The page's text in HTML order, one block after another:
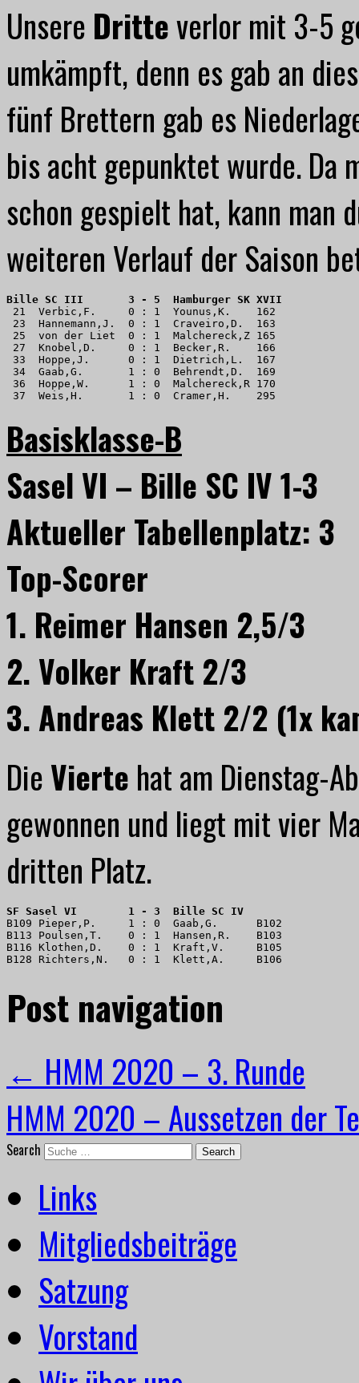
Unsere Dritteverlor mit 3-5
umkämpft, denn es gab an
fünf Brettern gab es
bis acht gepunktet wurde. Da
schon gespielt hat, kann man
weiteren Verlauf der Saison
Bille SC III       3 - 5  Hamburger SK XVII
21  Verbic,F.     0 : 1  Younus,K.    162
23  Hannemann,J.  0 : 1  Craveiro,D.  163
25  von der Liet  0 : 1  Malchereck,Z 165
27  Knobel,D.     0 : 1  Becker,R.    166
33  Hoppe,J.      0 : 1  Dietrich,L.  167
34  Gaab,G.       1 : 0  Behrendt,D.  169
36  Hoppe,W.      1 : 0  Malchereck,R 170
37  Weis,H.       1 : 0  Cramer,H.    295
Basisklasse-B
Sasel VI – Bille SC IV 1-3
Aktueller Tabellenplatz: 3
Top-Scorer
1. Reimer Hansen 2,5/3
2. Volker Kraft 2/3
3. Andreas Klett 2/2 (1x
DieVierte hat am Dienstag-
gewonnen und liegt mit vier
dritten Platz.
SF Sasel VI        1 - 3  Bille SC IV
B109 Pieper,P.     1 : 0  Gaab,G.      B102
B113 Poulsen,T.    0 : 1  Hansen,R.    B103
B116 Klothen,D.    0 : 1  Kraft,V.     B105
B128 Richters,N.   0 : 1  Klett,A.     B106
Post navigation
← HMM 2020 – 3. Runde
HMM 2020 – Aussetzen der
Search
Links
Mitgliedsbeiträge
Satzung
Vorstand